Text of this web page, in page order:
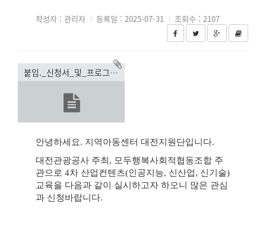
작성자 : 관리자 등록일 : 2025-07-31 조회수 : 2107
붙임._신청서_및_프로그램_안내.hwp(948KB)
안녕하세요. 지역아동센터 대전지원단입니다.
대전관광공사 주최 , 모두행복사회적협동조합 주
관으로 4차 산업컨텐츠(인공지능, 신산업, 신기술)
교육을 다음과 같이 실시하고자 하오니 많은 관심
과 신청바랍니다.